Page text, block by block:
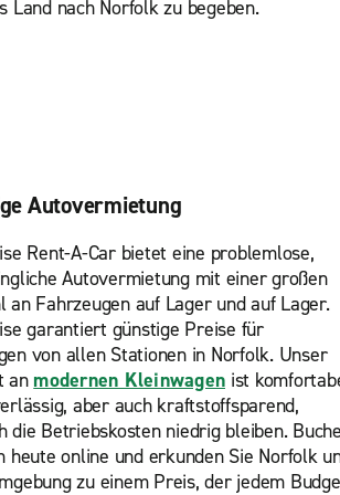
Land nach Norfolk zu begeben.
Autovermietung
Rent-A-Car bietet eine problemlose,
Autovermietung mit einer großen
an Fahrzeugen auf Lager und auf Lager.
garantiert günstige Preise für
von allen Stationen in Norfolk. Unser
an modernen Kleinwagen ist
aber auch kraftstoffsparend,
die Betriebskosten niedrig bleiben.
heute online und erkunden Sie Norfolk
zu einem Preis, der jedem